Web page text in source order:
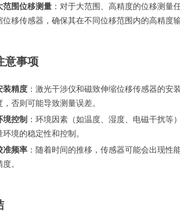
范围位移测量：对于大范围、高精度的位移测量
位移传感器，确保其在不同位移范围内的高精度输
意事项
装精度：激光干涉仪和磁致伸缩位移传感器的安
，否则可能导致测量误差。
境控制 ：环境因素（如温度、湿度、电磁干扰等
环境的稳定性和控制。
准频率：随着时间的推移，传感器可能会出现性
度。